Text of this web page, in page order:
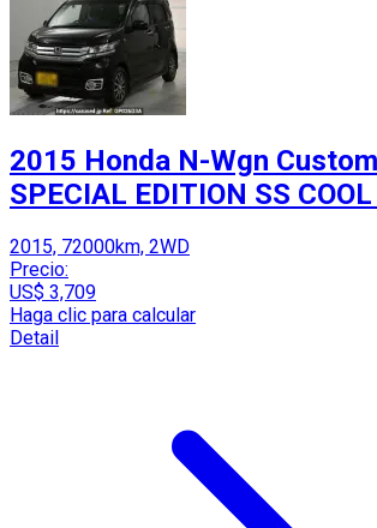
2015 Honda N-Wgn
SPECIAL EDITION SS
2015, 72000km, 2WD
Precio:
US$ 3,709
Haga clic para calcular
Detail